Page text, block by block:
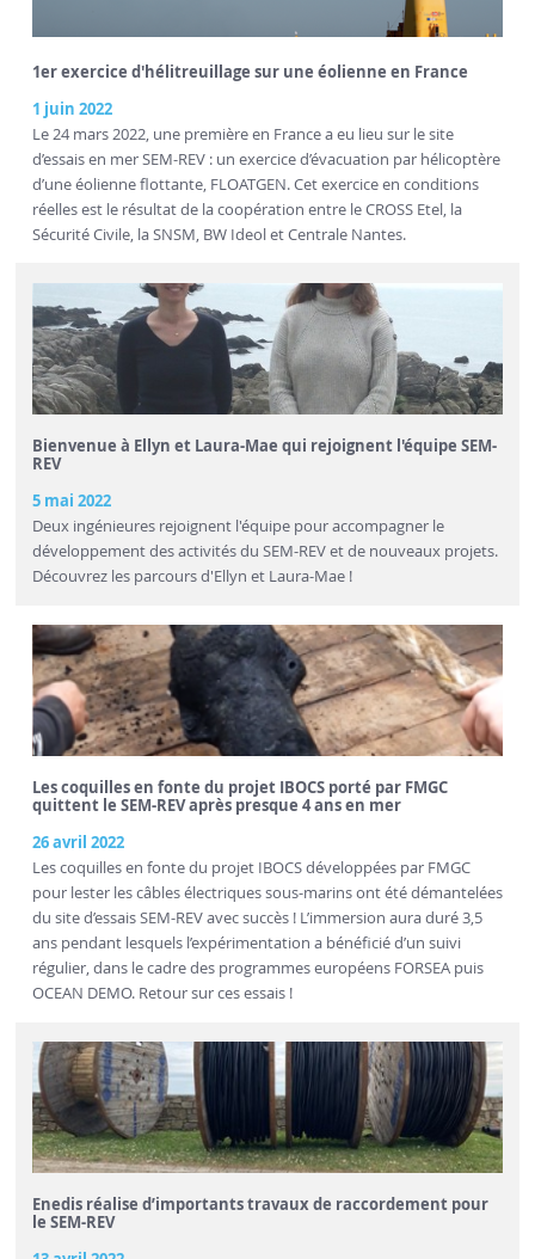
1er exercice d'hélitreuillage sur une éolienne en France
1 juin 2022
Le 24 mars 2022, une première en France a eu lieu sur le site
d’essais en mer SEM-REV : un exercice d’évacuation par hélicoptère
d’une éolienne flottante, FLOATGEN. Cet exercice en conditions
réelles est le résultat de la coopération entre le CROSS Etel, la
Sécurité Civile, la SNSM, BW Ideol et Centrale Nantes.
Bienvenue à Ellyn et Laura-Mae qui rejoignent l'équipe SEM-
REV
5 mai 2022
Deux ingénieures rejoignent l'équipe pour accompagner le
développement des activités du SEM-REV et de nouveaux projets.
Découvrez les parcours d'Ellyn et Laura-Mae !
Les coquilles en fonte du projet IBOCS porté par FMGC
quittent le SEM-REV après presque 4 ans en mer
26 avril 2022
Les coquilles en fonte du projet IBOCS développées par FMGC
pour lester les câbles électriques sous-marins ont été démantelées
du site d’essais SEM-REV avec succès ! L’immersion aura duré 3,5
ans pendant lesquels l’expérimentation a bénéficié d’un suivi
régulier, dans le cadre des programmes européens FORSEA puis
OCEAN DEMO. Retour sur ces essais !
Enedis réalise d’importants travaux de raccordement pour
le SEM-REV